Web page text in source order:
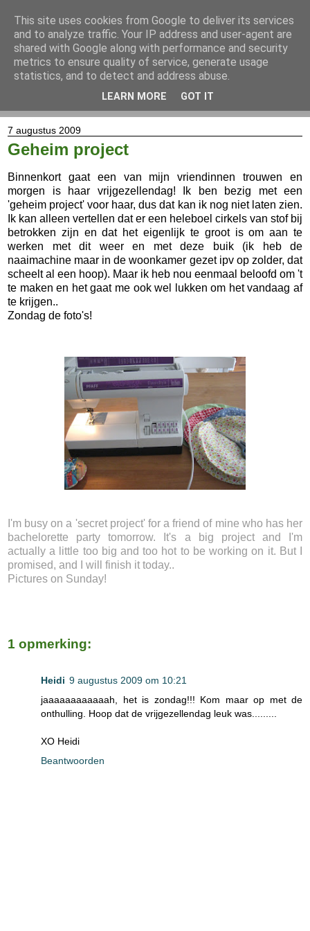
7 augustus 2009
Geheim project
Binnenkort gaat een van mijn vriendinnen trouwen en
morgen is haar vrijgezellendag! Ik ben bezig met een
'geheim project' voor haar, dus dat kan ik nog niet laten zien.
Ik kan alleen vertellen dat er een heleboel cirkels van stof bij
betrokken zijn en dat het eigenlijk te groot is om aan te
werken met dit weer en met deze buik (ik heb de
naaimachine maar in de woonkamer gezet ipv op zolder, dat
scheelt al een hoop). Maar ik heb nou eenmaal beloofd om 't
te maken en het gaat me ook wel lukken om het vandaag af
te krijgen..
Zondag de foto's!
I'm busy on a 'secret project' for a friend of mine who has her
bachelorette party tomorrow. It's a big project and I'm
actually a little too big and too hot to be working on it. But I
promised, and I will finish it today..
Pictures on Sunday!
1 opmerking:
Heidi 9 augustus 2009 om 10:21
jaaaaaaaaaaaah, het is zondag!!! Kom maar op met de
onthulling. Hoop dat de vrijgezellendag leuk was.........
XO Heidi
Beantwoorden
This site uses cookies from Google to deliver its services
and to analyze traffic. Your IP address and user-agent are
shared with Google along with performance and security
metrics to ensure quality of service, generate usage
statistics, and to detect and address abuse.
LEARN MORE GOT IT